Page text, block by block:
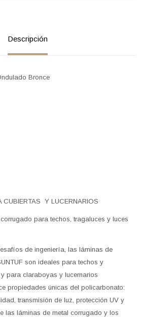
Descripción
Bronce
CUBIERTAS Y LUCERNARIOS
para techos, tragaluces y luces
de ingeniería, las láminas de
son ideales para techos y
para claraboyas y lucernarios
propiedades únicas del policarbonato:
transmisión de luz, protección UV y
las láminas de metal corrugado y los